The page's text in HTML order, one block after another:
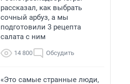
рассказал, как выбрать
сочный арбуз, а мы
подготовили 3 рецепта
салата с ним
14 800 Обсудить
«Это самые странные люди,